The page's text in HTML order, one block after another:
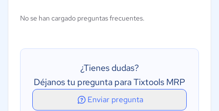
Gestión de presupuestos
Gestión de proveedores
No se han cargado preguntas frecuentes.
¿Tienes dudas?
Déjanos tu pregunta para Tixtools MRP
Enviar pregunta